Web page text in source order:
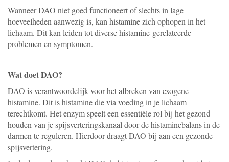
Wanneer DAO niet goed functioneert of slechts in lage
hoeveelheden aanwezig is, kan histamine zich ophopen in het
lichaam. Dit kan leiden tot diverse histamine-gerelateerde
problemen en symptomen.
Wat doet DAO?
DAO is verantwoordelijk voor het afbreken van exogene
histamine. Dit is histamine die via voeding in je lichaam
terechtkomt. Het enzym speelt een essentiële rol bij het gezond
houden van je spijsverteringskanaal door de histaminebalans in de
darmen te reguleren. Hierdoor draagt DAO bij aan een gezonde
spijsvertering.